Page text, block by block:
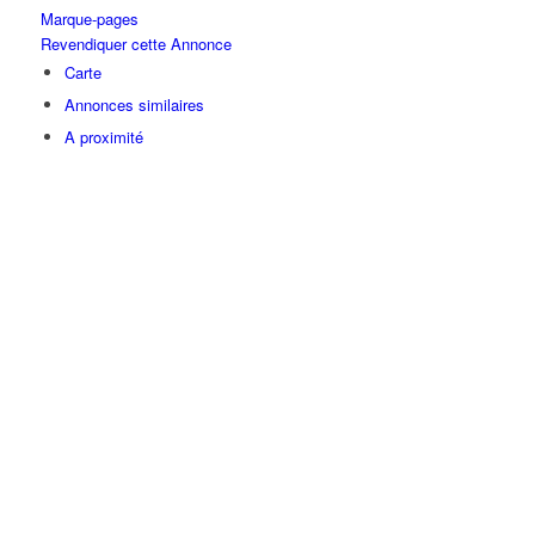
Marque-pages
Revendiquer cette Annonce
Carte
Annonces similaires
A proximité